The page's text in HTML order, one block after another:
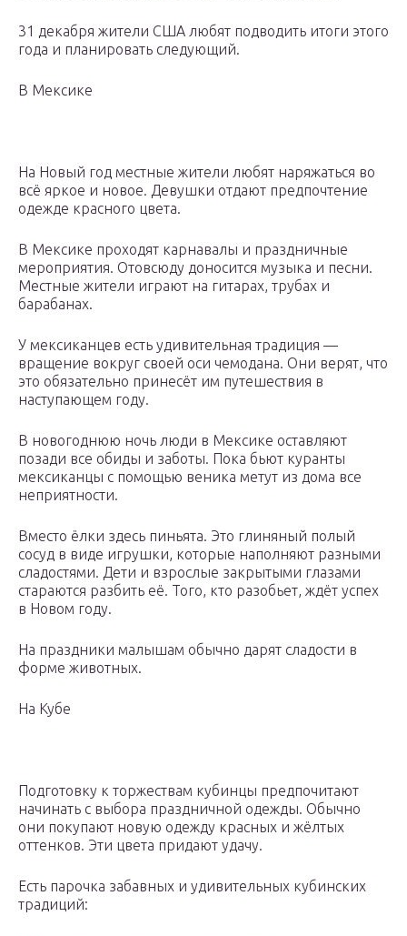
31 декабря жители США любят подводить итоги этого
года и планировать следующий.
В Мексике
На Новый год местные жители любят наряжаться во
всё яркое и новое. Девушки отдают предпочтение
одежде красного цвета.
В Мексике проходят карнавалы и праздничные
мероприятия. Отовсюду доносится музыка и песни.
Местные жители играют на гитарах, трубах и
барабанах.
У мексиканцев есть удивительная традиция —
вращение вокруг своей оси чемодана. Они верят, что
это обязательно принесёт им путешествия в
наступающем году.
В новогоднюю ночь люди в Мексике оставляют
позади все обиды и заботы. Пока бьют куранты
мексиканцы с помощью веника метут из дома все
неприятности.
Вместо ёлки здесь пиньята. Это глиняный полый
сосуд в виде игрушки, которые наполняют разными
сладостями. Дети и взрослые закрытыми глазами
стараются разбить её. Того, кто разобьет, ждёт успех
в Новом году.
На праздники малышам обычно дарят сладости в
форме животных.
На Кубе
Подготовку к торжествам кубинцы предпочитают
начинать с выбора праздничной одежды. Обычно
они покупают новую одежду красных и жёлтых
оттенков. Эти цвета придают удачу.
Есть парочка забавных и удивительных кубинских
традиций: